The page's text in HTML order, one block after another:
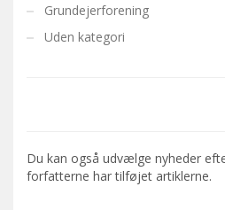
Grundejerforening
Uden kategori
Du kan også udvælge nyheder
forfatterne har tilføjet artiklerne.